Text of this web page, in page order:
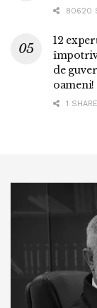
80620
12
de
oameni!
1